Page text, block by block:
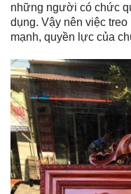
những người có chức
dụng. Vậy nên việc
mạnh, quyền lực của